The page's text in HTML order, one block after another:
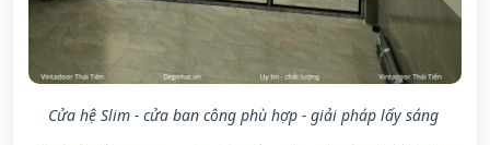
Cửa hệ Slim - cửa ban công phù hợp - giải pháp lấy sáng